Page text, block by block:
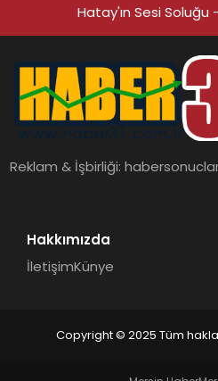
Hatay'ın Sesi
Reklam & İşbirliği:
Hakkımızda
İletişimKünye
Copyright © 2025 Tüm